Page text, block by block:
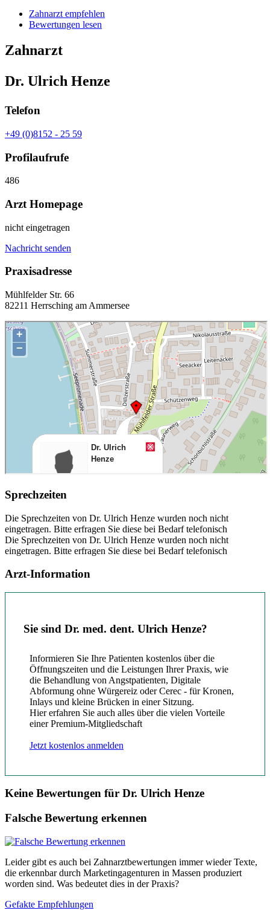
Zahnarzt empfehlen
Bewertungen lesen
Zahnarzt
Dr. Ulrich Henze
Telefon
+49 (0)8152 - 25 59
Profilaufrufe
486
Arzt Homepage
nicht eingetragen
Nachricht senden
Praxisadresse
Mühlfelder Str. 66
82211 Herrsching am Ammersee
Sprechzeiten
Die Sprechzeiten von Dr. Ulrich Henze wurden noch nicht
eingetragen. Bitte erfragen Sie diese bei Bedarf telefonisch
Die Sprechzeiten von Dr. Ulrich Henze wurden noch nicht
eingetragen. Bitte erfragen Sie diese bei Bedarf telefonisch
Arzt-Information
Sie sind Dr. med. dent. Ulrich Henze?
Informieren Sie Ihre Patienten kostenlos über die
Öffnungszeiten und die Leistungen Ihrer Praxis, wie
die Behandlung von Angstpatienten, Digitale
Abformung ohne Würgereiz oder Cerec - für Kronen,
Inlays und kleine Brücken in einer Sitzung.
Hier erfahren Sie auch alles über die vielen Vorteile
einer Premium-Mitgliedschaft
Jetzt kostenlos anmelden
Keine Bewertungen für Dr. Ulrich Henze
Falsche Bewertung erkennen
Leider gibt es auch bei Zahnarztbewertungen immer wieder Texte,
die erkennbar durch Marketingagenturen in Massen produziert
worden sind. Was bedeutet dies in der Praxis?
Gefakte Empfehlungen